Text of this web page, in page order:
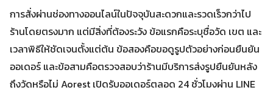
การสั่งผ่านช่องทางออนไลน์ในปัจจุบันสะดวกและรวดเร็วกว่าไป
ร้านโดยตรงมาก แต่มีสิ่งที่ต้องระวัง ข้อแรกคือระบุชื่อวัด เขต และ
เวลาพิธีให้ชัดเจนตั้งแต่ต้น ข้อสองคือขอดูรูปตัวอย่างก่อนยืนยัน
ออเดอร์ และข้อสามคือตรวจสอบว่าร้านมีบริการส่งรูปยืนยันหลัง
ถึงวัดหรือไม่ Aorest เปิดรับออเดอร์ตลอด 24 ชั่วโมงผ่าน LINE